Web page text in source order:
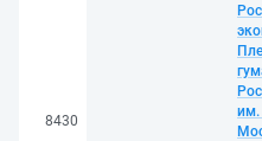
8430
им.